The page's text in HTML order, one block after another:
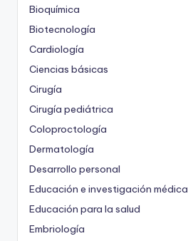
Bioquímica
Biotecnología
Cardiología
Ciencias básicas
Cirugía
Cirugía pediátrica
Coloproctología
Dermatología
Desarrollo personal
Educación e investigación médica
Educación para la salud
Embriología